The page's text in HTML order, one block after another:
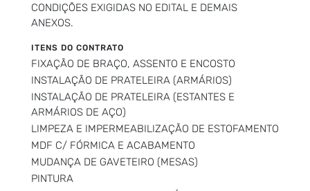
CONDIÇÕES EXIGIDAS NO EDITAL E DEMAIS
ANEXOS.
ITENS DO CONTRATO
FIXAÇÃO DE BRAÇO, ASSENTO E ENCOSTO
INSTALAÇÃO DE PRATELEIRA (ARMÁRIOS)
INSTALAÇÃO DE PRATELEIRA (ESTANTES E
ARMÁRIOS DE AÇO)
LIMPEZA E IMPERMEABILIZAÇÃO DE ESTOFAMENTO
MDF C/ FÓRMICA E ACABAMENTO
MUDANÇA DE GAVETEIRO (MESAS)
PINTURA